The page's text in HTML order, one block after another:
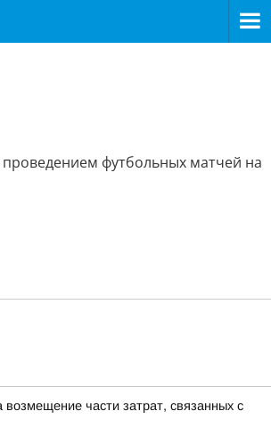
футбольных матчей на
части затрат, связанных с